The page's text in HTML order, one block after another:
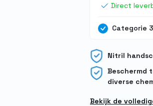
Direct
Categorie 3
Nitril
Beschermd
diverse
Bekijk de